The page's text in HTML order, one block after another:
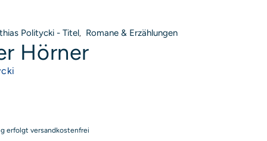
entdecken
Politycki - Titel, Romane & Erzählungen
Hörner
erfolgt versandkostenfrei